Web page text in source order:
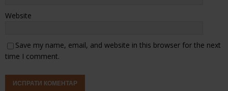
Website
Save my name, email, and website in this browser for the next
time I comment.